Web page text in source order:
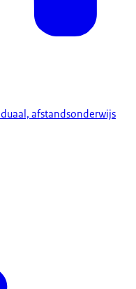
afstandsonderwijs